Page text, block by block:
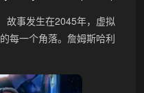
故事发生在2045年，虚拟
每一个角落。詹姆斯哈利